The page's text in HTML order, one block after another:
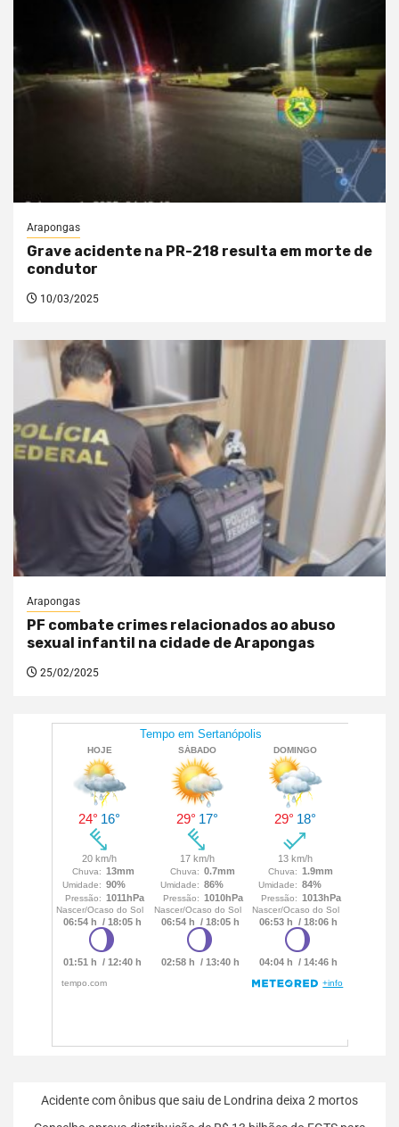
Arapongas
Grave acidente na PR-218 resulta em morte de
condutor
10/03/2025
Arapongas
PF combate crimes relacionados ao abuso
sexual infantil na cidade de Arapongas
25/02/2025
Acidente com ônibus que saiu de Londrina deixa 2 mortos